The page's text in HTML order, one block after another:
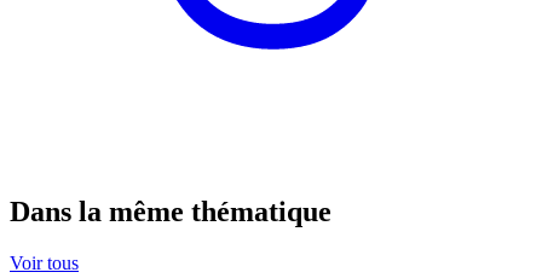
Dans la même thématique
Voir tous